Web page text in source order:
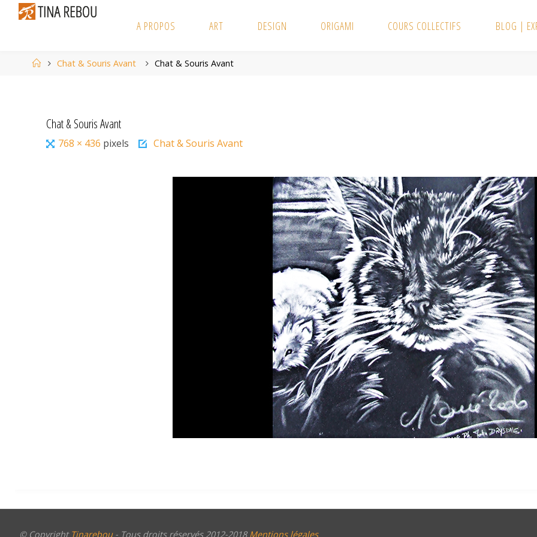
A PROPOS ART DESIGN ORIGAMI COURS COLLECTIFS BLOG |
HomeChat & Souris Avant Chat & Souris Avant
Chat & Souris Avant
Full768 × 436 pixels Chat & Souris Avant
© Copyright Tinarebou- Tous droits réservés 2012-2018 Mentions légales